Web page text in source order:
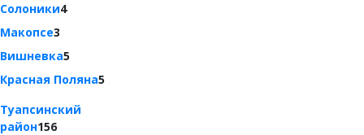
Солоники4
Макопсе3
Вишневка5
Красная Поляна5
Туапсинский
район156